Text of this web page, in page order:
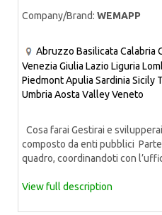
Company/Brand: WEMAPP
Abruzzo Basilicata Calabria
Venezia Giulia Lazio Liguria
PiedmontApulia Sardinia Sicily
Umbria Aosta ValleyVeneto
Cosa farai Gestirai e
composto da enti pubblici
quadro, coordinandoti con
View full description